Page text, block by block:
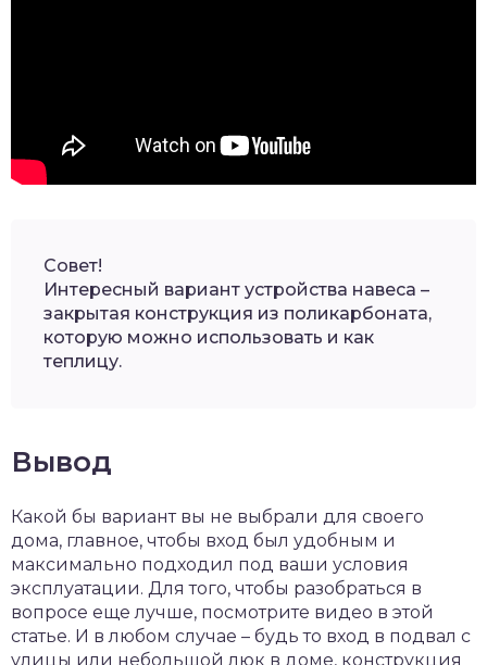
Совет!
Интересный вариант устройства навеса –
закрытая конструкция из поликарбоната,
которую можно использовать и как
теплицу.
Вывод
Какой бы вариант вы не выбрали для своего
дома, главное, чтобы вход был удобным и
максимально подходил под ваши условия
эксплуатации. Для того, чтобы разобраться в
вопросе еще лучше, посмотрите видео в этой
статье. И в любом случае – будь то вход в подвал с
улицы или небольшой люк в доме, конструкция